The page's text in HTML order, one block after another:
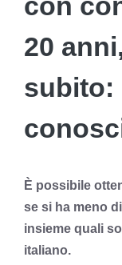
20
subito:
È possibile
se si ha meno
insieme quali
italiano.